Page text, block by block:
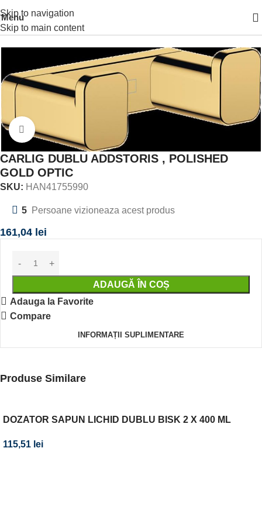
Skip to navigation
Skip to main content
Menu
Prima pagină
Click to enlarge
CARLIG DUBLU ADDSTORIS , POLISHED
GOLD OPTIC
SKU: HAN41755990
5 Persoane vizioneaza acest produs
161,04 lei
ADAUGĂ ÎN COȘ
Adauga la Favorite
Compare
INFORMAȚII SUPLIMENTARE
Produse Similare
DOZATOR SAPUN LICHID DUBLU BISK 2 X 400 ML
115,51 lei